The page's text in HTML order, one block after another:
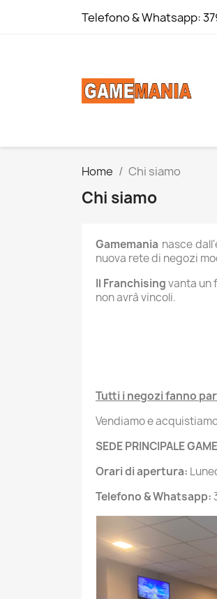
Telefono & Whatsapp:
Home Chi siamo
Chi siamo
Gamemania nasce
nuova rete di negozi
Il Franchisingvanta un
non avrà vincoli.
Tutti i negozi fanno
Vendiamo e
SEDE PRINCIPALE
Orari di apertura:
Telefono & Whatsapp: